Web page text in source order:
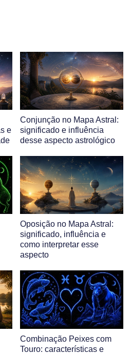
e
Conjunção no Mapa Astral:
significado e influência
desse aspecto astrológico
Oposição no Mapa Astral:
significado, influência e
como interpretar esse
aspecto
Combinação Peixes com
Touro: características e